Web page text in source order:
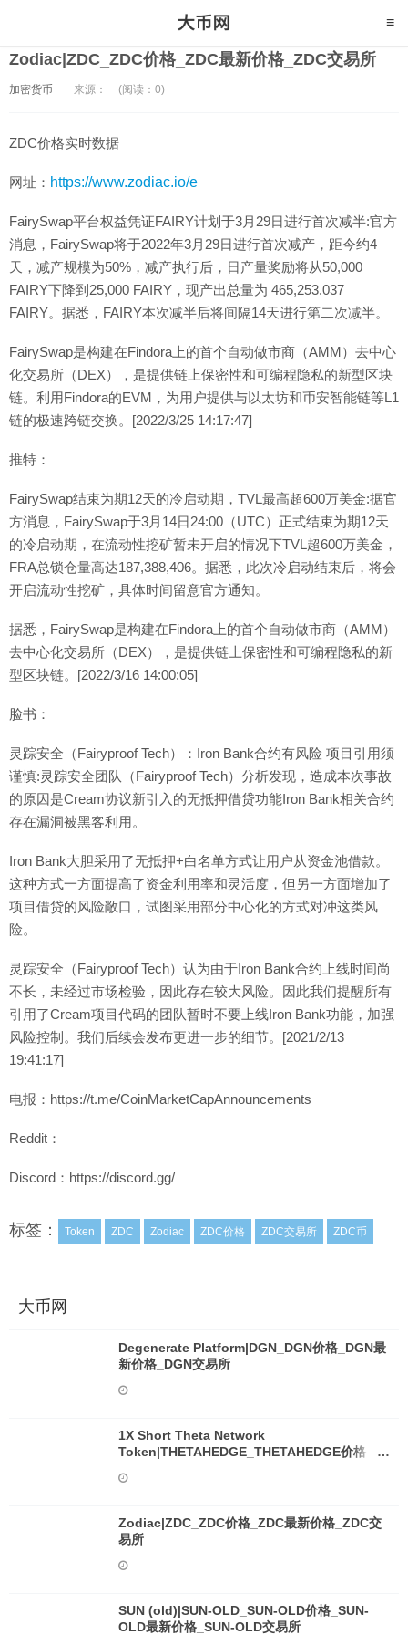
Zodiac|ZDC_ZDC价格_ZDC最新价格_ZDC交易所
加密货币 来源： (阅读：0)
ZDC价格实时数据
网址： https://www.zodiac.io/e
FairySwap平台权益凭证FAIRY计划于3月29日进行首次减半:官方
消息，FairySwap将于2022年3月29日进行首次减产，距今约4
天，减产规模为50%，减产执行后，日产量奖励将从50,000
FAIRY下降到25,000 FAIRY，现产出总量为 465,253.037
FAIRY。据悉，FAIRY本次减半后将间隔14天进行第二次减半。
FairySwap是构建在Findora上的首个自动做市商（AMM）去中心
化交易所（DEX），是提供链上保密性和可编程隐私的新型区块
链。利用Findora的EVM，为用户提供与以太坊和币安智能链等L1
链的极速跨链交换。[2022/3/25 14:17:47]
推特：
FairySwap结束为期12天的冷启动期，TVL最高超600万美金:据官
方消息，FairySwap于3月14日24:00（UTC）正式结束为期12天
的冷启动期，在流动性挖矿暂未开启的情况下TVL超600万美金，
FRA总锁仓量高达187,388,406。据悉，此次冷启动结束后，将会
开启流动性挖矿，具体时间留意官方通知。
据悉，FairySwap是构建在Findora上的首个自动做市商（AMM）
去中心化交易所（DEX），是提供链上保密性和可编程隐私的新
型区块链。[2022/3/16 14:00:05]
脸书：
灵踪安全（Fairyproof Tech）：Iron Bank合约有风险 项目引用须
谨慎:灵踪安全团队（Fairyproof Tech）分析发现，造成本次事故
的原因是Cream协议新引入的无抵押借贷功能Iron Bank相关合约
存在漏洞被黑客利用。
Iron Bank大胆采用了无抵押+白名单方式让用户从资金池借款。
这种方式一方面提高了资金利用率和灵活度，但另一方面增加了
项目借贷的风险敞口，试图采用部分中心化的方式对冲这类风
险。
灵踪安全（Fairyproof Tech）认为由于Iron Bank合约上线时间尚
不长，未经过市场检验，因此存在较大风险。因此我们提醒所有
引用了Cream项目代码的团队暂时不要上线Iron Bank功能，加强
风险控制。我们后续会发布更进一步的细节。[2021/2/13
19:41:17]
电报：https://t.me/CoinMarketCapAnnouncements
Reddit：
Discord：https://discord.gg/
标签： Token ZDC Zodiac ZDC价格 ZDC交易所 ZDC币
大币网
Degenerate Platform|DGN_DGN价格_DGN最
新价格_DGN交易所
1X Short Theta Network
Token|THETAHEDGE_THETAHEDGE价格
所
Zodiac|ZDC_ZDC价格_ZDC最新价格_ZDC交
易所
SUN (old)|SUN-OLD_SUN-OLD价格_SUN-
OLD最新价格_SUN-OLD交易所